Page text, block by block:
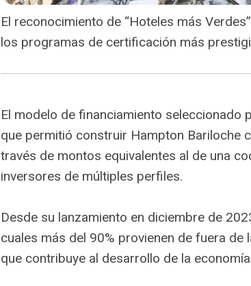
El reconocimiento de “Hoteles más
los programas de certificación más
El modelo de financiamiento seleccionado
que permitió construir Hampton Bariloche
través de montos equivalentes al de una
inversores de múltiples perfiles.
Desde su lanzamiento en diciembre de
cuales más del 90% provienen de fuera
que contribuye al desarrollo de la